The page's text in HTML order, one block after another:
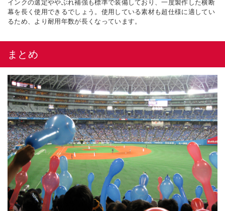
インクの選定ややぶれ補強も標準で装備しており、一度製作した横断
幕を長く使用できるでしょう。使用している素材も超仕様に適してい
るため、より耐用年数が長くなっています。
まとめ